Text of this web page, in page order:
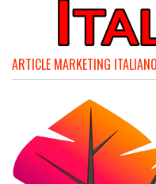
ARTICLE MARKETING ITALIANO